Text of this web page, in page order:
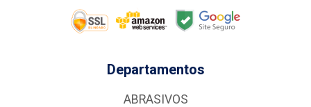
Departamentos
ABRASIVOS